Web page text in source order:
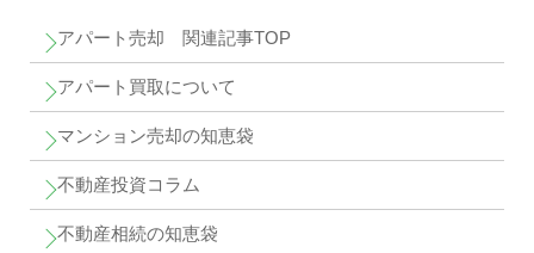
アパート売却 関連記事TOP
アパート買取について
マンション売却の知恵袋
不動産投資コラム
不動産相続の知恵袋